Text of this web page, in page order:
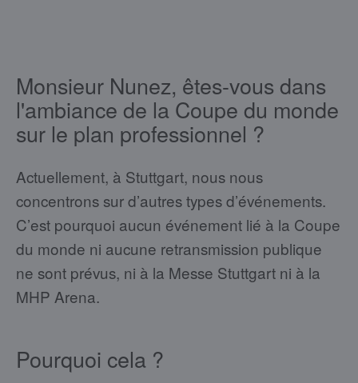
Monsieur Nunez, êtes-vous dans
l'ambiance de la Coupe du monde
sur le plan professionnel ?
Actuellement, à Stuttgart, nous nous
concentrons sur d’autres types d’événements.
C’est pourquoi aucun événement lié à la Coupe
du monde ni aucune retransmission publique
ne sont prévus, ni à la Messe Stuttgart ni à la
MHP Arena.
Pourquoi cela ?